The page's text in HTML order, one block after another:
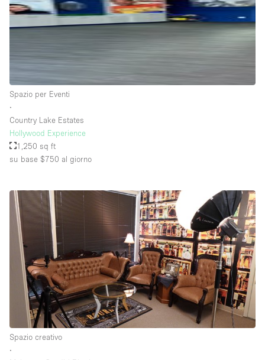
Raw
Sistema di sicurezza
Smoking Area
Spazio living
Stile Haussmann
Terrace
Vetrina
Vista incredibile
Water Access
Whitebox / Minimal
Piano/Accesso
Seminterrato
Spazio per Eventi
∙
Country Lake Estates
Hollywood Experience
1,250 sq ft
su base $750 al giorno
Spazio creativo
∙